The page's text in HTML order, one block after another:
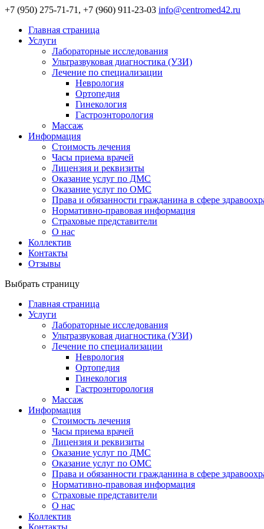
+7 (950) 275-71-71, +7 (960) 911-23-03 info@centromed42.ru
Главная страница
Услуги
Лабораторные исследования
Ультразвуковая диагностика (УЗИ)
Лечение по специализации
Неврология
Ортопедия
Гинекология
Гастроэнторология
Массаж
Информация
Стоимость лечения
Часы приема врачей
Лицензия и реквизиты
Оказание услуг по ДМС
Оказание услуг по ОМС
Права и обязанности гражданина в сфере
Нормативно-правовая информация
Страховые представители
О нас
Коллектив
Контакты
Отзывы
Выбрать страницу
Главная страница
Услуги
Лабораторные исследования
Ультразвуковая диагностика (УЗИ)
Лечение по специализации
Неврология
Ортопедия
Гинекология
Гастроэнторология
Массаж
Информация
Стоимость лечения
Часы приема врачей
Лицензия и реквизиты
Оказание услуг по ДМС
Оказание услуг по ОМС
Права и обязанности гражданина в сфере
Нормативно-правовая информация
Страховые представители
О нас
Коллектив
Контакты